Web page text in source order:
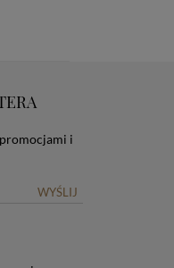
i
WYŚLIJ